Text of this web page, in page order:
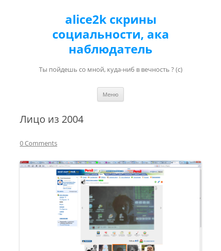
alice2k скрины
социальности, ака
наблюдатель
Ты пойдешь со мной, куда-ниб в вечность ? (с)
Меню
Лицо из 2004
0 Comments